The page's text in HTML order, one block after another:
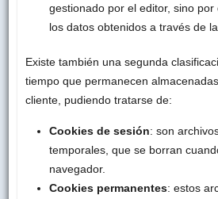
gestionado por el editor, sino
los datos obtenidos a través de
Existe también una segunda
tiempo que permanecen
cliente, pudiendo tratarse de:
Cookies de sesión: son
temporales, que se borran
navegador.
Cookies permanentes: estos